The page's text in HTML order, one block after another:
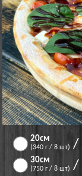
20см
(340 г / 8 шт) /
30см
(750 г / 8 шт) /